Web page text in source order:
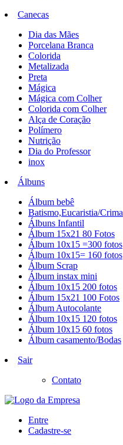
Canecas
Dia das Mães
Porcelana Branca
Colorida
Metalizada
Preta
Mágica
Mágica com Colher
Colorida com Colher
Alça de Coração
Polímero
Nutrição
Dia do Professor
inox
Álbuns
Álbum bebê
Batismo,Eucaristia/Crima
Álbuns Infantil
Álbum 15x21 80 Fotos
Álbum 10x15 =300 fotos
Álbum 10x15= 160 fotos
Álbum Scrap
Álbum instax mini
Álbum 10x15 200 fotos
Álbum 15x21 100 Fotos
Álbum Autocolante
Álbum 10x15 120 fotos
Álbum 10x15 60 fotos
Álbum casamento/Bodas
Sair
Contato
Entre
Cadastre-se